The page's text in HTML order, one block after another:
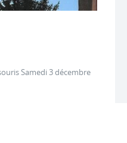
Samedi 3 décembre